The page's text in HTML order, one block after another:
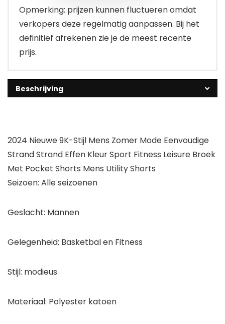
Opmerking: prijzen kunnen fluctueren omdat
verkopers deze regelmatig aanpassen. Bij het
definitief afrekenen zie je de meest recente
prijs.
Beschrijving
2024 Nieuwe 9K-Stijl Mens Zomer Mode Eenvoudige
Strand Strand Effen Kleur Sport Fitness Leisure Broek
Met Pocket Shorts Mens Utility Shorts
Seizoen: Alle seizoenen
Geslacht: Mannen
Gelegenheid: Basketbal en Fitness
Stijl: modieus
Materiaal: Polyester katoen